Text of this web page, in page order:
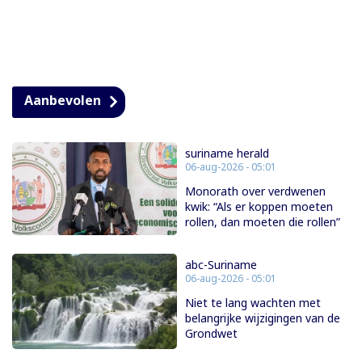
Aanbevolen
suriname herald
06-aug-2026 - 05:01
Monorath over verdwenen
kwik: “Als er koppen moeten
rollen, dan moeten die rollen”
abc-Suriname
06-aug-2026 - 05:01
Niet te lang wachten met
belangrijke wijzigingen van de
Grondwet